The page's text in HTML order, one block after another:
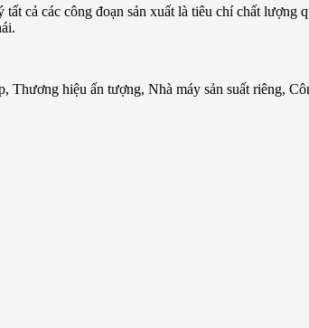
cả các công đoạn sản xuất là tiêu chí chất lượng
hiệu ấn tượng, Nhà máy sản suất riêng,